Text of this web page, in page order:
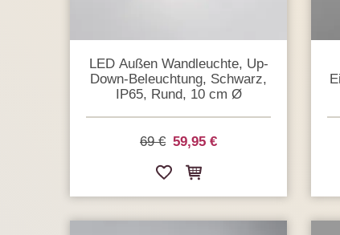
LED Außen Wandleuchte, Up-
Down-Beleuchtung, Schwarz,
IP65, Rund, 10 cm Ø
69 € 59,95 €